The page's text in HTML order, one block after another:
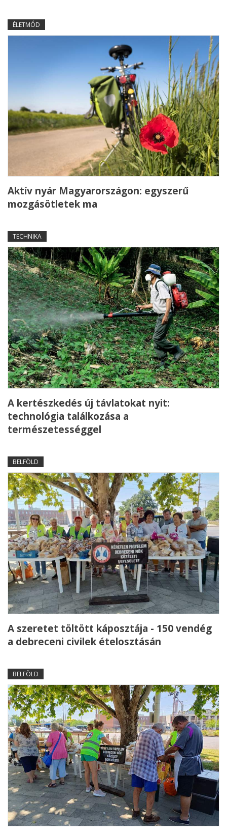
ÉLETMÓD
Aktív nyár Magyarországon: egyszerű
mozgásötletek ma
TECHNIKA
A kertészkedés új távlatokat nyit:
technológia találkozása a
természetességgel
BELFÖLD
A szeretet töltött káposztája - 150 vendég
a debreceni civilek ételosztásán
BELFÖLD